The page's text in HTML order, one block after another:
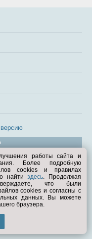
работы сайта и
Более подробную
cookies и правилах
найтиздесь. Продолжая
что были
cookies и согласны с
данных. Вы можете
браузера.